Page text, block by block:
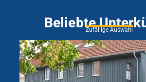
BeliebteZufällige Auswahl